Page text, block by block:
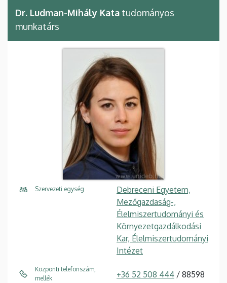
Dr. Ludman-Mihály Kata tudományos
munkatárs
Szervezeti egység
Debreceni Egyetem,
Mezőgazdaság-,
Élelmiszertudományi és
Környezetgazdálkodási
Kar, Élelmiszertudományi
Intézet
Központi telefonszám,
mellék
+36 52 508 444 / 88598